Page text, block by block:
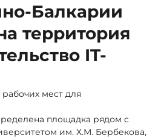
Балкарии
территория
IT-
мест для
площадка рядом с
им. Х.М. Бербекова,